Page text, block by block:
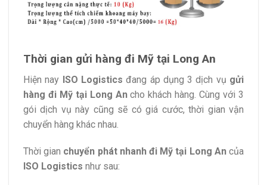
Thời gian gửi hàng đi Mỹ tại Long An
Hiện nay ISO Logistics đang áp dụng 3 dịch vụ gửi
hàng đi Mỹ tại Long Ancho khách hàng. Cùng với 3
gói dịch vụ này cũng sẽ có giá cước, thời gian vận
chuyển hàng khác nhau.
Thời gian chuyển phát nhanh đi Mỹ tại Long Ancủa
ISO Logistics như sau: